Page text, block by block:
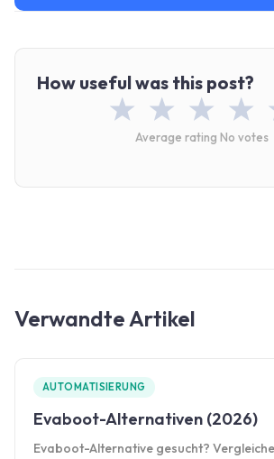
How useful was this post?
Average rating No votes
Verwandte Artikel
AUTOMATISIERUNG
Evaboot-Alternativen (2026)
Evaboot-Alternative gesucht?